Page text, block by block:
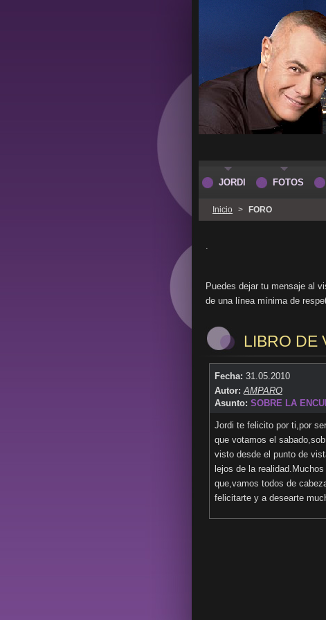
Inicio > FORO
.
Puedes dejar tu mensaje al
de una línea mínima de
LIBRO DE
Fecha: 31.05.2010
Autor: AMPARO
Asunto: SOBRE LA
Jordi te felicito por ti,por
que votamos el
visto desde el punto de
lejos de la
que,vamos todos de
felicitarte y a desearte
JORDI FOTOS